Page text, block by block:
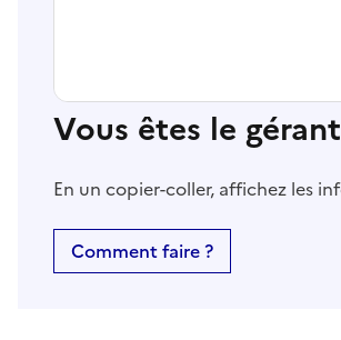
Vous êtes le
En un copier-coller, affichez les
Comment faire ?